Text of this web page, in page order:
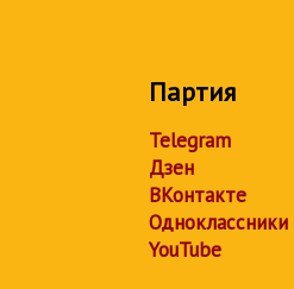
Партия
Telegram
Дзен
ВКонтакте
Одноклассники
YouTube